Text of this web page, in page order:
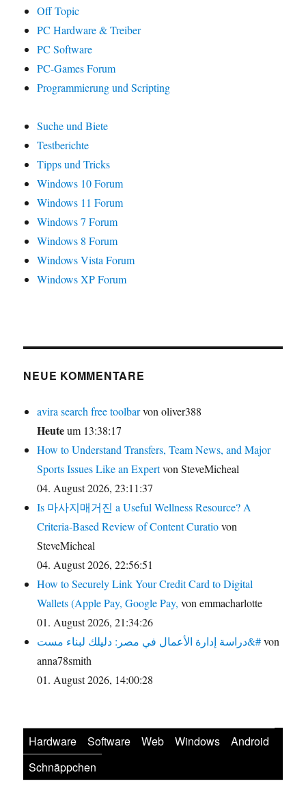
Off Topic
PC Hardware & Treiber
PC Software
PC-Games Forum
Programmierung und Scripting
Suche und Biete
Testberichte
Tipps und Tricks
Windows 10 Forum
Windows 11 Forum
Windows 7 Forum
Windows 8 Forum
Windows Vista Forum
Windows XP Forum
NEUE KOMMENTARE
avira search free toolbarvon oliver388
Heuteum 13:38:17
How to Understand Transfers, Team News, and Major
Sports Issues Like an Expertvon SteveMicheal
04. August 2026, 23:11:37
Is 마사지매거진 a Useful Wellness Resource? A
Criteria-Based Review of Content Curatiovon
SteveMicheal
04. August 2026, 22:56:51
How to Securely Link Your Credit Card to Digital
Wallets (Apple Pay, Google Pay, von emmacharlotte
01. August 2026, 21:34:26
دراسة إدارة الأعمال في مصر: دليلك لبناء مست&#von
anna78smith
01. August 2026, 14:00:28
Hardware Software Web Windows
Android
Schnäppchen